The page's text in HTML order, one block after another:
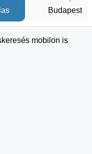
Budapest
mobilon is